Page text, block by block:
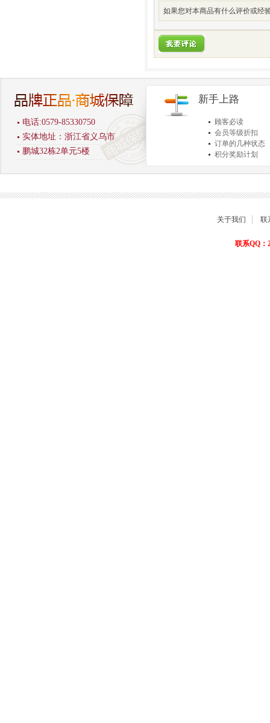
如果您对本商品有什么评价或经
电话:0579-85330750
实体地址：浙江省义乌市
鹏城32栋2单元5楼
新手上路
顾客必读
会员等级折扣
订单的几种状态
积分奖励计划
商品退货保障
关于我们 联
联系QQ：